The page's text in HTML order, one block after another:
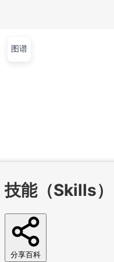
文章 视频 课程 集训营
首页文章视频
工作
图谱